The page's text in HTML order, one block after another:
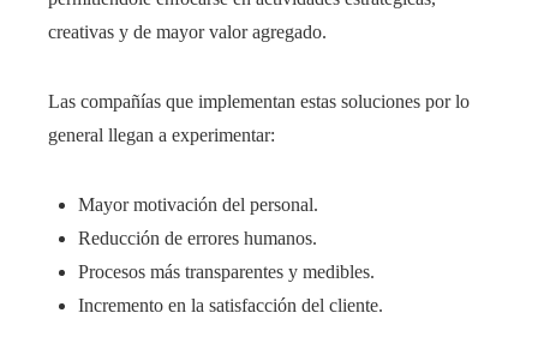
creativas y de mayor valor agregado.
Las compañías que implementan estas soluciones por lo
general llegan a experimentar:
Mayor motivación del personal.
Reducción de errores humanos.
Procesos más transparentes y medibles.
Incremento en la satisfacción del cliente.